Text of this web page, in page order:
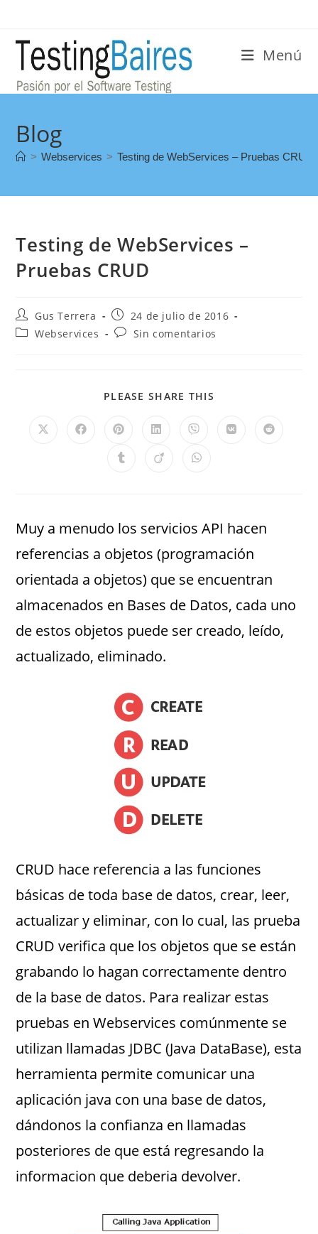
Menú
Blog
> Webservices > Testing de WebServices – Pruebas CRUD
Testing de WebServices –
Pruebas CRUD
Gus Terrera
24 de julio de 2016
Webservices
Sin comentarios
PLEASE SHARE THIS
Muy a menudo los servicios API hacen
referencias a objetos (programación
orientada a objetos) que se encuentran
almacenados en Bases de Datos, cada uno
de estos objetos puede ser creado, leído,
actualizado, eliminado.
CRUD hace referencia a las funciones
básicas de toda base de datos, crear, leer,
actualizar y eliminar, con lo cual, las prueba
CRUD verifica que los objetos que se están
grabando lo hagan correctamente dentro
de la base de datos. Para realizar estas
pruebas en Webservices comúnmente se
utilizan llamadas JDBC (Java DataBase), esta
herramienta permite comunicar una
aplicación java con una base de datos,
dándonos la confianza en llamadas
posteriores de que está regresando la
informacion que deberia devolver.